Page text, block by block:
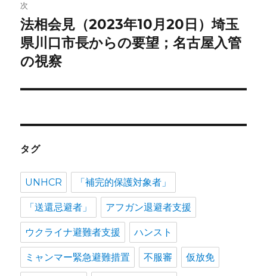
ー
シ
ョ
ン
次
次
の
投
法相会見（2023年10月20日）埼玉
県川口市長からの要望；名古屋入管
の視察
タグ
UNHCR 「補完的保護対象者」
「送還忌避者」 アフガン退避者支援
ウクライナ避難者支援 ハンスト
ミャンマー緊急避難措置 不服審 仮放免